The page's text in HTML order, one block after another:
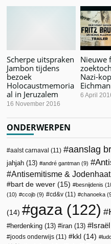
Scherpe uitspraken
Jambon tijdens
bezoek
Holocaustmemoria
al in Jeruzalem
16 November 2016
Nieuwe
Nazi-
6 April
ONDERWERPEN
aalst carnaval (11) aanslag
jahjah (13) andré gantman (9)
Antisemitisme & Jodenhaat
bart de wever (15) besnijdenis
(10)
ccojb (9) cd&v (11) chanoeka
(14) gaza(122)
herdenking (13) iran (13) Israël
joods onderwijs (11) kkl (14)